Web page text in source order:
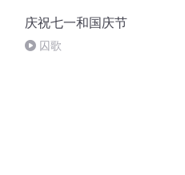
庆祝七一和国庆节
囚歌